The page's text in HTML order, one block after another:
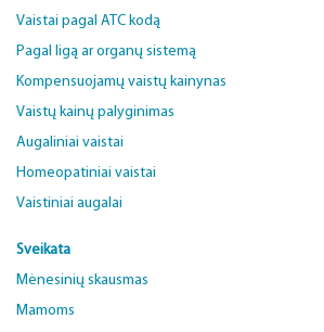
Vaistai pagal ATC kodą
Pagal ligą ar organų sistemą
Kompensuojamų vaistų kainynas
Vaistų kainų palyginimas
Augaliniai vaistai
Homeopatiniai vaistai
Vaistiniai augalai
Sveikata
Mėnesinių skausmas
Mamoms